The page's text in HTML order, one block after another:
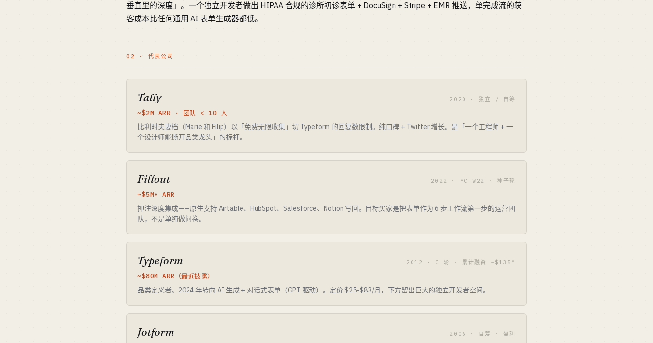
垂直里的深度」。一个独立开发者做出 HIPAA 合规的诊所初诊表单 + DocuSign + Stripe + EMR 推送，单完成流的获
客成本比任何通用 AI 表单生成器都低。
02 · 代表公司
Tally 2020 · 独立 / 自筹
~$2M ARR · 团队 < 10 人
比利时夫妻档（Marie 和 Filip）以「免费无限收集」切 Typeform 的回复数限制。纯口碑 + Twitter 增长。是「一个工程师 + 一
个设计师能撕开品类龙头」的标杆。
Fillout 2022 · YC W22 · 种子轮
~$5M+ ARR
押注深度集成——原生支持 Airtable、HubSpot、Salesforce、Notion 写回。目标买家是把表单作为 6 步工作流第一步的运营团
队，不是单纯做问卷。
Typeform 2012 · C 轮 · 累计融资 ~$135M
~$80M ARR（最近披露）
品类定义者。2024 年转向 AI 生成 + 对话式表单（GPT 驱动）。定价 $25-$83/月，下方留出巨大的独立开发者空间。
Jotform 2006 · 自筹 · 盈利